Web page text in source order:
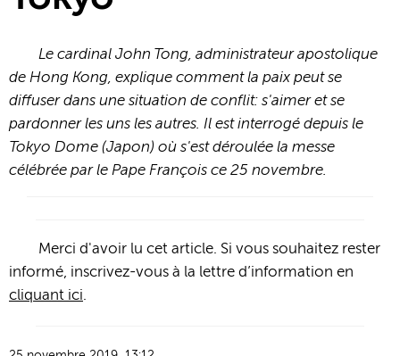
Le cardinal John Tong, administrateur apostolique
de Hong Kong, explique comment la paix peut se
diffuser dans une situation de conflit: s'aimer et se
pardonner les uns les autres. Il est interrogé depuis le
Tokyo Dome (Japon) où s'est déroulée la messe
célébrée par le Pape François ce 25 novembre.
Merci d'avoir lu cet article. Si vous souhaitez rester
informé, inscrivez-vous à la lettre d’information en
cliquant ici.